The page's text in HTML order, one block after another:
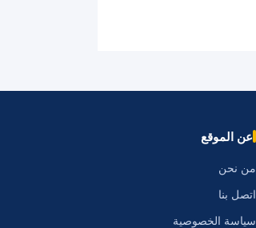
عن الموقع
من نحن
اتصل بنا
سياسة الخصوصية